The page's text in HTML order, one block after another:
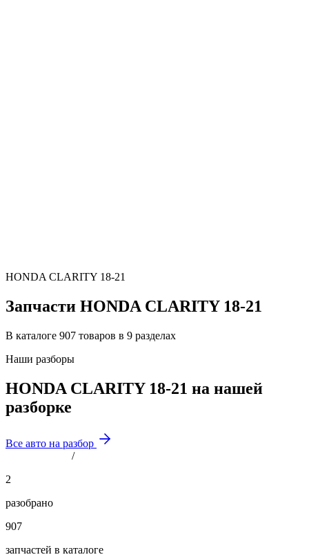
HONDA CLARITY 18-21
Запчасти HONDA CLARITY 18-21
В каталоге 907 товаров в 9 разделах
Наши разборы
HONDA CLARITY 18-21 на нашей
разборке
Все авто на разбор
/
2
разобрано
907
запчастей в каталоге